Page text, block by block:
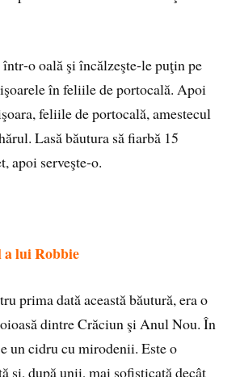
oală şi încălzeşte‑le puţin pe
în feliile de portocală. Apoi
feliile de portocală, amestecul
Lasă băutura să fiarbă 15
apoi serveşte‑o.
a lui Robbie
prima dată această băutură, era o
dintre Crăciun şi Anul Nou. În
un cidru cu mirodenii. Este o
şi, după unii, mai sofisticată decât